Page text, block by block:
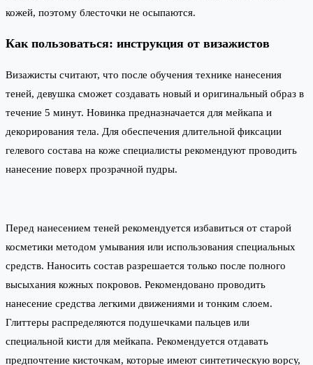
кожей, поэтому блесточки не осыпаются.
Как пользоваться: инструкция от визажистов
Визажисты считают, что после обучения технике нанесения
теней, девушка сможет создавать новый и оригинальный образ в
течение 5 минут. Новинка предназначается для мейкапа и
декорирования тела. Для обеспечения длительной фиксации
гелевого состава на коже специалисты рекомендуют проводить
нанесение поверх прозрачной пудры.
Перед нанесением теней рекомендуется избавиться от старой
косметики методом умывания или использования специальных
средств. Наносить состав разрешается только после полного
высыхания кожных покровов. Рекомендовано проводить
нанесение средства легкими движениями и тонким слоем.
Глиттеры распределяются подушечками пальцев или
специальной кисти для мейкапа. Рекомендуется отдавать
предпочтение кисточкам, которые имеют синтетическую ворсу,